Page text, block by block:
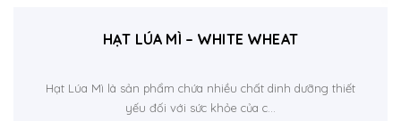
HẠT LÚA MÌ – WHITE WHEAT
Hạt Lúa Mì là sản phẩm chứa nhiều chất dinh dưỡng thiết
yếu đối với sức khỏe của c...